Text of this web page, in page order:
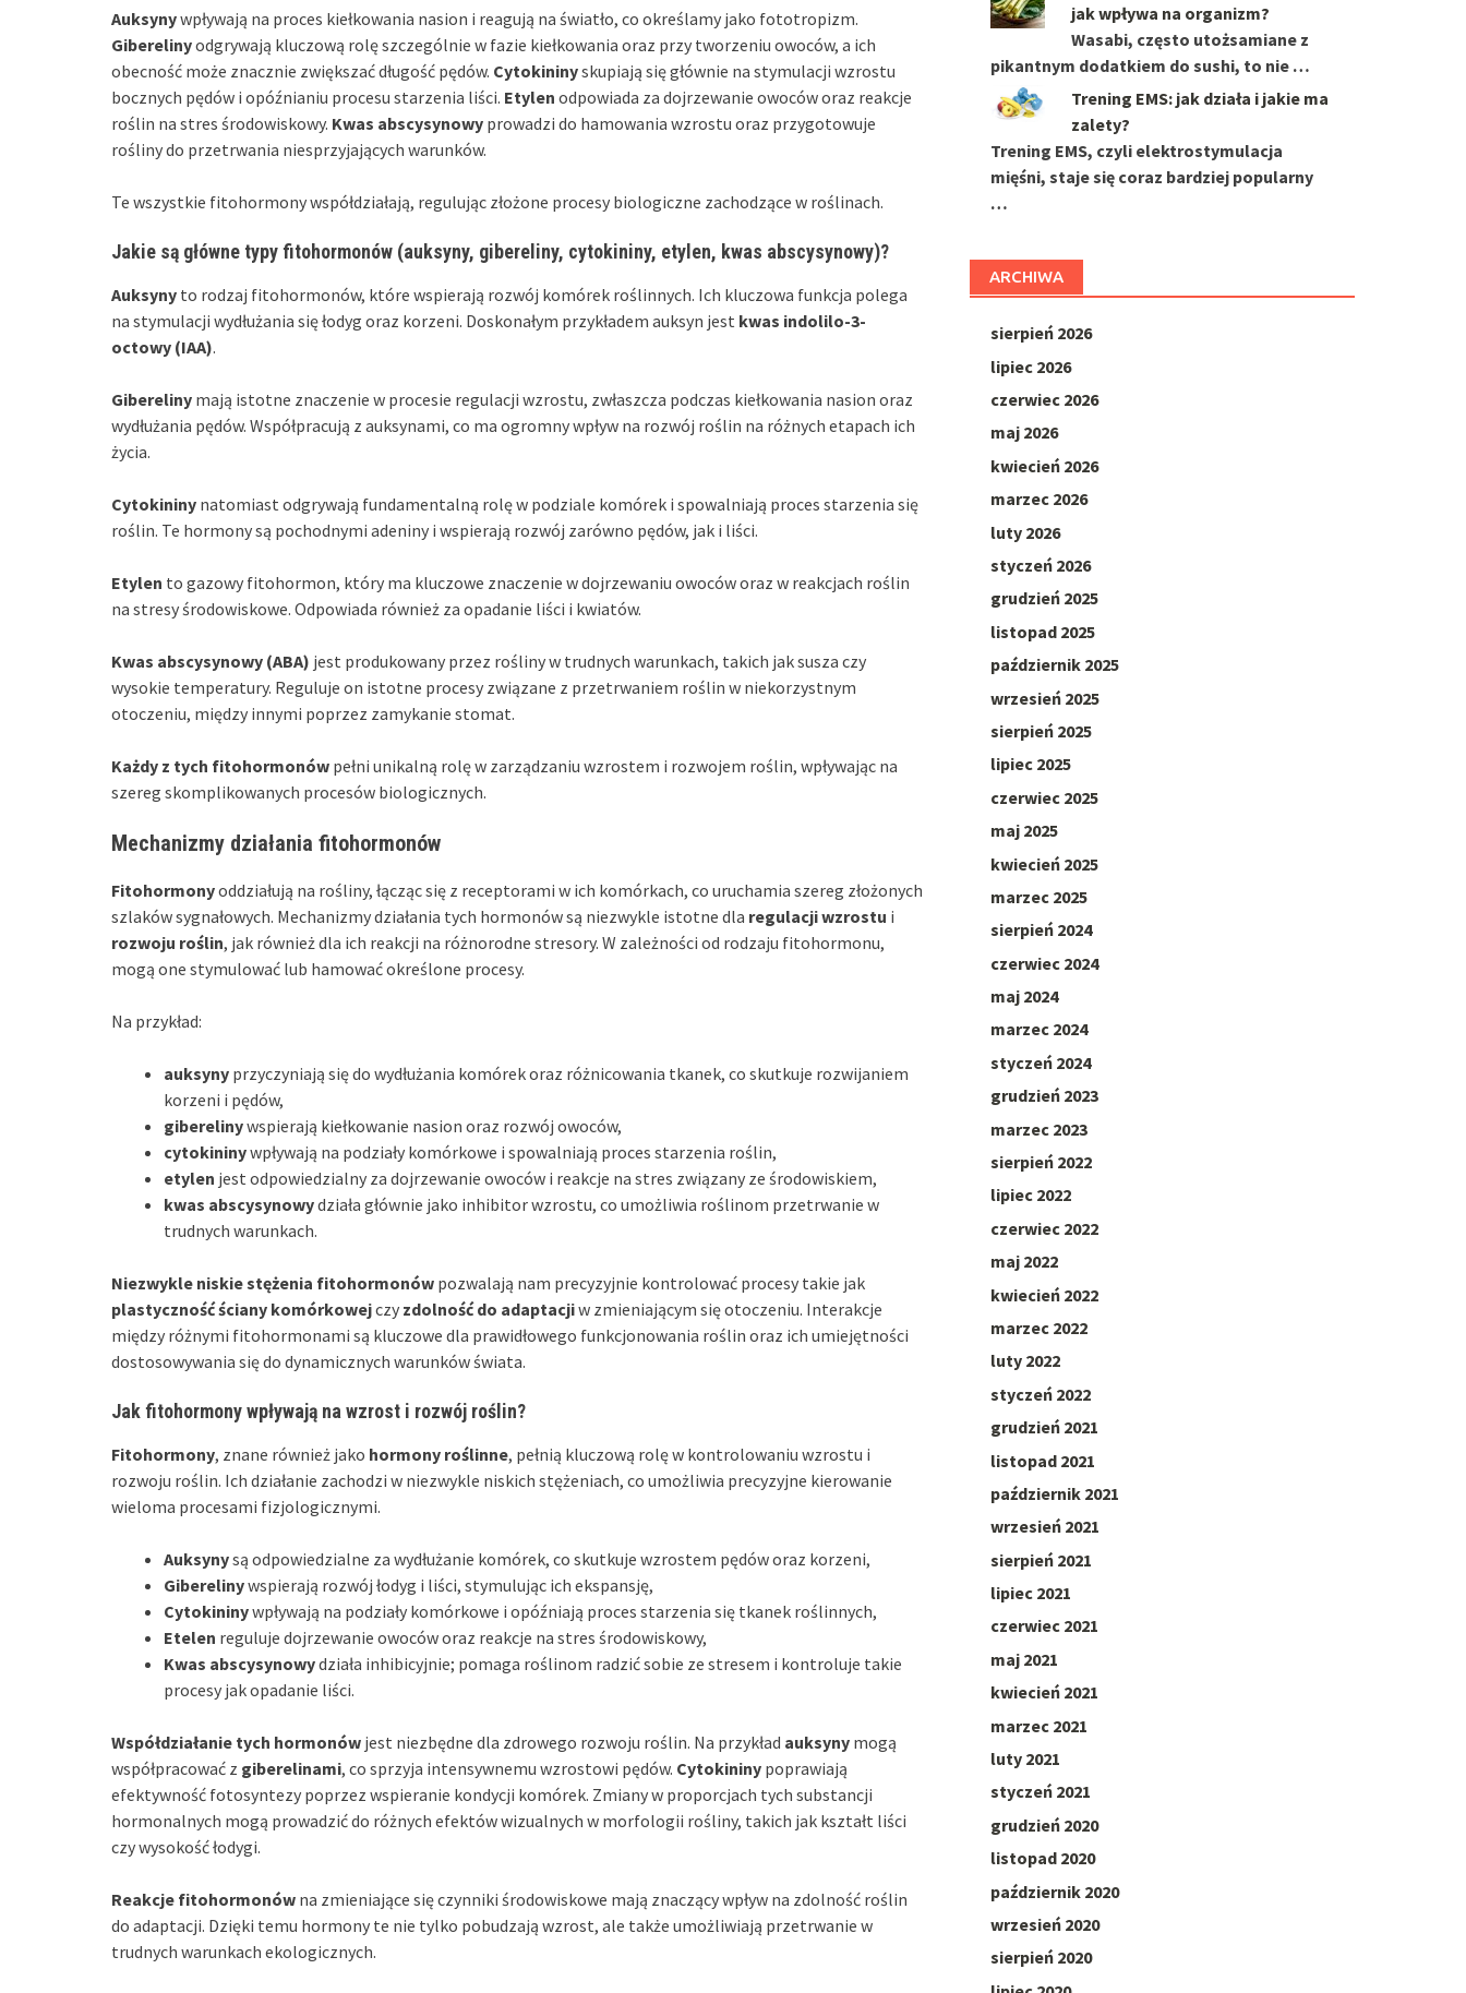
Auksynywpływają na proces kiełkowania nasion i reagują na światło, co określamy jako fototropizm.
Giberelinyodgrywają kluczową rolę szczególnie w fazie kiełkowania oraz przy tworzeniu owoców, a ich
obecność może znacznie zwiększać długość pędów. Cytokininyskupiają się głównie na stymulacji wzrostu
bocznych pędów i opóźnianiu procesu starzenia liści. Etylen odpowiada za dojrzewanie owoców oraz reakcje
roślin na stres środowiskowy. Kwas abscysynowy prowadzi do hamowania wzrostu oraz przygotowuje
rośliny do przetrwania niesprzyjających warunków.
Te wszystkie fitohormony współdziałają, regulując złożone procesy biologiczne zachodzące w roślinach.
Jakie są główne typy fitohormonów (auksyny, gibereliny, cytokininy, etylen, kwas abscysynowy)?
Auksyny to rodzaj fitohormonów, które wspierają rozwój komórek roślinnych. Ich kluczowa funkcja polega
na stymulacji wydłużania się łodyg oraz korzeni. Doskonałym przykładem auksyn jest kwas indolilo-3-
octowy (IAA).
Gibereliny mają istotne znaczenie w procesie regulacji wzrostu, zwłaszcza podczas kiełkowania nasion oraz
wydłużania pędów. Współpracują z auksynami, co ma ogromny wpływ na rozwój roślin na różnych etapach ich
życia.
Cytokininy natomiast odgrywają fundamentalną rolę w podziale komórek i spowalniają proces starzenia się
roślin. Te hormony są pochodnymi adeniny i wspierają rozwój zarówno pędów, jak i liści.
Etylen to gazowy fitohormon, który ma kluczowe znaczenie w dojrzewaniu owoców oraz w reakcjach roślin
na stresy środowiskowe. Odpowiada również za opadanie liści i kwiatów.
Kwas abscysynowy (ABA) jest produkowany przez rośliny w trudnych warunkach, takich jak susza czy
wysokie temperatury. Reguluje on istotne procesy związane z przetrwaniem roślin w niekorzystnym
otoczeniu, między innymi poprzez zamykanie stomat.
Każdy z tych fitohormonów pełni unikalną rolę w zarządzaniu wzrostem i rozwojem roślin, wpływając na
szereg skomplikowanych procesów biologicznych.
Mechanizmy działania fitohormonów
Fitohormonyoddziałują na rośliny, łącząc się z receptorami w ich komórkach, co uruchamia szereg złożonych
szlaków sygnałowych. Mechanizmy działania tych hormonów są niezwykle istotne dla regulacji wzrostu i
rozwoju roślin, jak również dla ich reakcji na różnorodne stresory. W zależności od rodzaju fitohormonu,
mogą one stymulować lub hamować określone procesy.
Na przykład:
auksyny przyczyniają się do wydłużania komórek oraz różnicowania tkanek, co skutkuje rozwijaniem
korzeni i pędów,
giberelinywspierają kiełkowanie nasion oraz rozwój owoców,
cytokininywpływają na podziały komórkowe i spowalniają proces starzenia roślin,
etylen jest odpowiedzialny za dojrzewanie owoców i reakcje na stres związany ze środowiskiem,
kwas abscysynowydziała głównie jako inhibitor wzrostu, co umożliwia roślinom przetrwanie w
trudnych warunkach.
Niezwykle niskie stężenia fitohormonów pozwalają nam precyzyjnie kontrolować procesy takie jak
plastyczność ściany komórkowejczy zdolność do adaptacjiw zmieniającym się otoczeniu. Interakcje
między różnymi fitohormonami są kluczowe dla prawidłowego funkcjonowania roślin oraz ich umiejętności
dostosowywania się do dynamicznych warunków świata.
Jak fitohormony wpływają na wzrost i rozwój roślin?
Fitohormony, znane również jako hormony roślinne, pełnią kluczową rolę w kontrolowaniu wzrostu i
rozwoju roślin. Ich działanie zachodzi w niezwykle niskich stężeniach, co umożliwia precyzyjne kierowanie
wieloma procesami fizjologicznymi.
Auksynysą odpowiedzialne za wydłużanie komórek, co skutkuje wzrostem pędów oraz korzeni,
Giberelinywspierają rozwój łodyg i liści, stymulując ich ekspansję,
Cytokininywpływają na podziały komórkowe i opóźniają proces starzenia się tkanek roślinnych,
Etelen reguluje dojrzewanie owoców oraz reakcje na stres środowiskowy,
Kwas abscysynowydziała inhibicyjnie; pomaga roślinom radzić sobie ze stresem i kontroluje takie
procesy jak opadanie liści.
Współdziałanie tych hormonów jest niezbędne dla zdrowego rozwoju roślin. Na przykład auksyny mogą
współpracować z giberelinami, co sprzyja intensywnemu wzrostowi pędów. Cytokininy poprawiają
efektywność fotosyntezy poprzez wspieranie kondycji komórek. Zmiany w proporcjach tych substancji
hormonalnych mogą prowadzić do różnych efektów wizualnych w morfologii rośliny, takich jak kształt liści
czy wysokość łodygi.
Reakcje fitohormonów na zmieniające się czynniki środowiskowe mają znaczący wpływ na zdolność roślin
do adaptacji. Dzięki temu hormony te nie tylko pobudzają wzrost, ale także umożliwiają przetrwanie w
trudnych warunkach ekologicznych.
jak wpływa na organizm?
Wasabi, często utożsamiane z
pikantnym dodatkiem do sushi, to nie …
Trening EMS: jak działa i jakie ma
zalety?
Trening EMS, czyli elektrostymulacja
mięśni, staje się coraz bardziej popularny
…
ARCHIWA
sierpień 2026
lipiec 2026
czerwiec 2026
maj 2026
kwiecień 2026
marzec 2026
luty 2026
styczeń 2026
grudzień 2025
listopad 2025
październik 2025
wrzesień 2025
sierpień 2025
lipiec 2025
czerwiec 2025
maj 2025
kwiecień 2025
marzec 2025
sierpień 2024
czerwiec 2024
maj 2024
marzec 2024
styczeń 2024
grudzień 2023
marzec 2023
sierpień 2022
lipiec 2022
czerwiec 2022
maj 2022
kwiecień 2022
marzec 2022
luty 2022
styczeń 2022
grudzień 2021
listopad 2021
październik 2021
wrzesień 2021
sierpień 2021
lipiec 2021
czerwiec 2021
maj 2021
kwiecień 2021
marzec 2021
luty 2021
styczeń 2021
grudzień 2020
listopad 2020
październik 2020
wrzesień 2020
sierpień 2020